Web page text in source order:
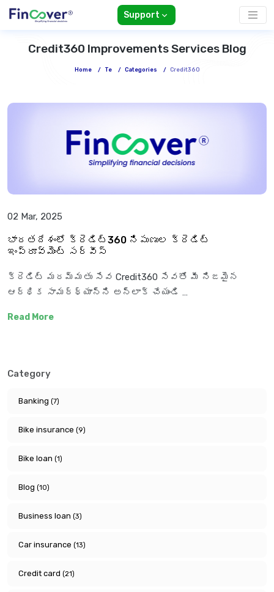
Support
Credit360 Improvements Services Blog
Home / Te / Categories / Credit360
02 Mar, 2025
భారతదేశంలో క్రెడిట్360 నిపుణుల క్రెడిట్
ఇంప్రూవ్‌మెంట్ సర్వీస్
క్రెడిట్ మరమ్మతు సేవ Credit360 సేవతో మీ నిజమైన
ఆర్థిక సామర్థ్యాన్ని అన్‌లాక్ చేయండి …
Read More
Category
Banking (7)
Bike insurance (9)
Bike loan (1)
Blog (10)
Business loan (3)
Car insurance (13)
Credit card (21)